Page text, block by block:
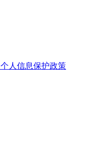
个人信息保护政策